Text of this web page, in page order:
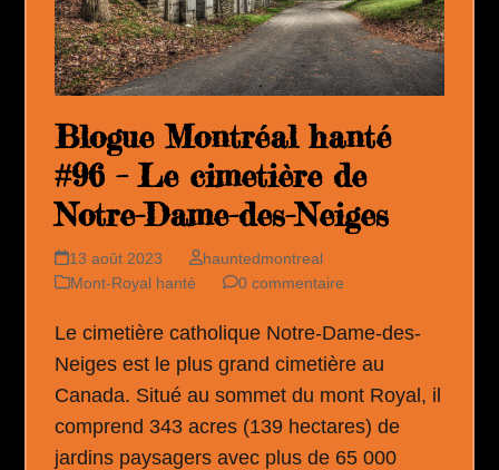
Blogue Montréal hanté
#96 – Le cimetière de
Notre-Dame-des-Neiges
13 août 2023
hauntedmontreal
Mont-Royal hanté
0 commentaire
Le cimetière catholique Notre-Dame-des-
Neiges est le plus grand cimetière au
Canada. Situé au sommet du mont Royal, il
comprend 343 acres (139 hectares) de
jardins paysagers avec plus de 65 000